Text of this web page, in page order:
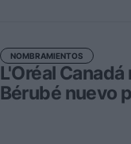
L'Oréal
Bérubé nuevo
NOMBRAMIENTOS